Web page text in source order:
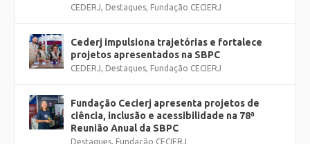
CEDERJ, Destaques, Fundação CECIERJ
Cederj impulsiona trajetórias e fortalece
projetos apresentados na SBPC
CEDERJ, Destaques, Fundação CECIERJ
Fundação Cecierj apresenta projetos de
ciência, inclusão e acessibilidade na 78ª
Reunião Anual da SBPC
Destaques, Fundação CECIERJ